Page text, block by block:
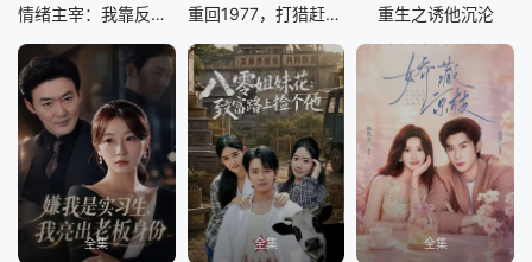
情绪主宰：我靠反转人生封神 重回1977，打猎赶山娶老婆 重生之诱他沉沦
全集 全集 全集